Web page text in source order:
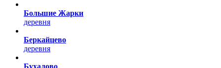
Большие Жарки
деревня
Беркайцево
деревня
Бухалово